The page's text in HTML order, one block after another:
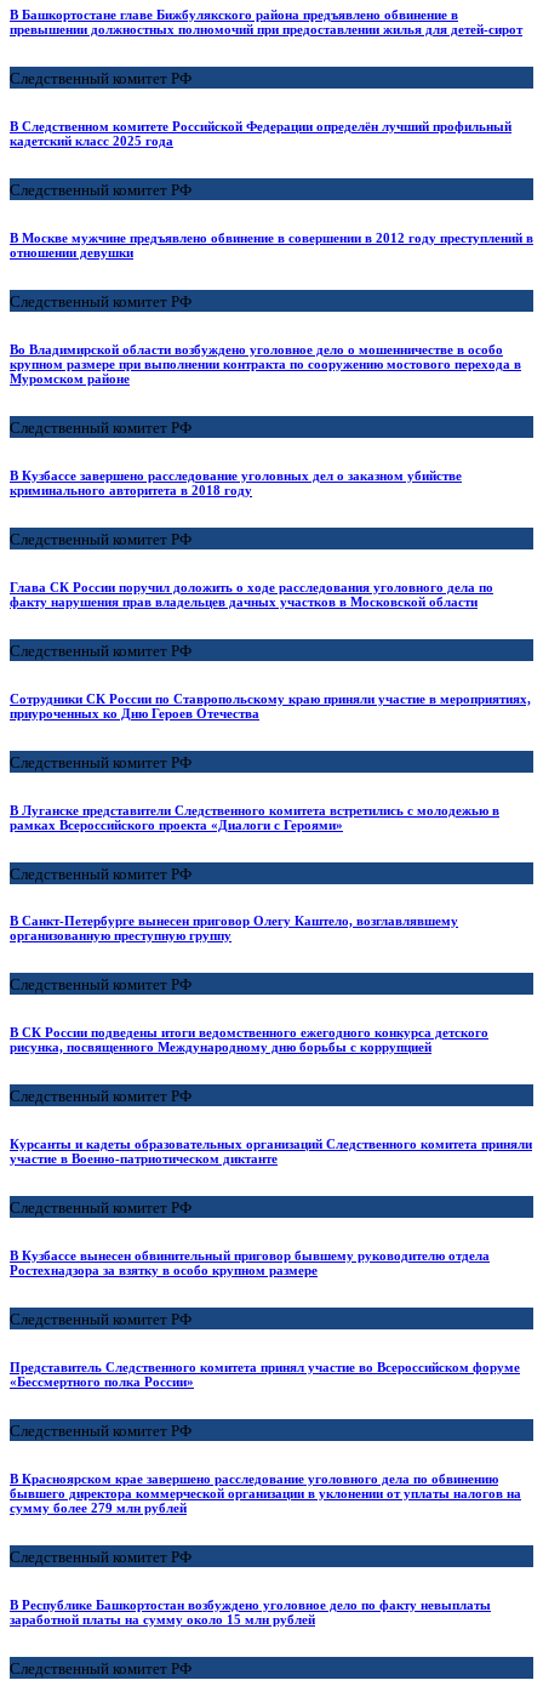
В Башкортостане главе Бижбулякского района предъявлено обвинение в
превышении должностных полномочий при предоставлении жилья для детей-сирот
Следственный комитет РФ
В Следственном комитете Российской Федерации определён лучший профильный
кадетский класс 2025 года
Следственный комитет РФ
В Москве мужчине предъявлено обвинение в совершении в 2012 году преступлений в
отношении девушки
Следственный комитет РФ
Во Владимирской области возбуждено уголовное дело о мошенничестве в особо
крупном размере при выполнении контракта по сооружению мостового перехода в
Муромском районе
Следственный комитет РФ
В Кузбассе завершено расследование уголовных дел о заказном убийстве
криминального авторитета в 2018 году
Следственный комитет РФ
Глава СК России поручил доложить о ходе расследования уголовного дела по
факту нарушения прав владельцев дачных участков в Московской области
Следственный комитет РФ
Сотрудники СК России по Ставропольскому краю приняли участие в мероприятиях,
приуроченных ко Дню Героев Отечества
Следственный комитет РФ
В Луганске представители Следственного комитета встретились с молодежью в
рамках Всероссийского проекта «Диалоги с Героями»
Следственный комитет РФ
В Санкт-Петербурге вынесен приговор Олегу Каштело, возглавлявшему
организованную преступную группу
Следственный комитет РФ
В СК России подведены итоги ведомственного ежегодного конкурса детского
рисунка, посвященного Международному дню борьбы с коррупцией
Следственный комитет РФ
Курсанты и кадеты образовательных организаций Следственного комитета приняли
участие в Военно-патриотическом диктанте
Следственный комитет РФ
В Кузбассе вынесен обвинительный приговор бывшему руководителю отдела
Ростехнадзора за взятку в особо крупном размере
Следственный комитет РФ
Представитель Следственного комитета принял участие во Всероссийском форуме
«Бессмертного полка России»
Следственный комитет РФ
В Красноярском крае завершено расследование уголовного дела по обвинению
бывшего директора коммерческой организации в уклонении от уплаты налогов на
сумму более 279 млн рублей
Следственный комитет РФ
В Республике Башкортостан возбуждено уголовное дело по факту невыплаты
заработной платы на сумму около 15 млн рублей
Следственный комитет РФ